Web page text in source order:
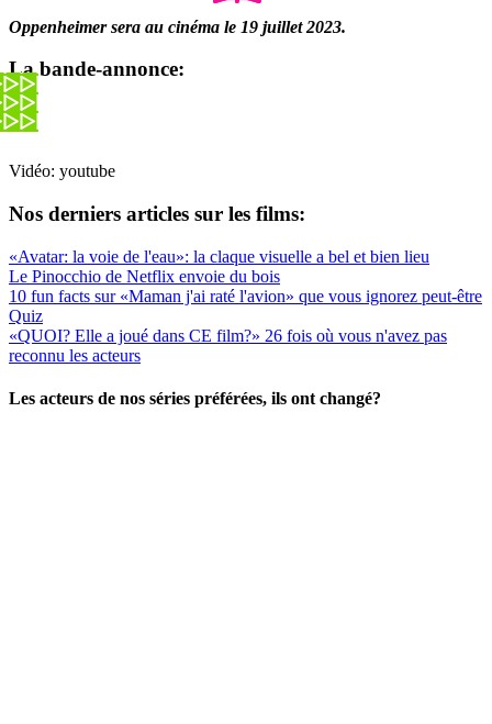
Oppenheimer sera au cinéma le 19 juillet 2023.
La bande-annonce:
Vidéo: youtube
Nos derniers articles sur les films:
«Avatar: la voie de l'eau»: la claque visuelle a bel et bien lieu
Le Pinocchio de Netflix envoie du bois
10 fun facts sur «Maman j'ai raté l'avion» que vous ignorez peut-être
Quiz
«QUOI? Elle a joué dans CE film?» 26 fois où vous n'avez pas
reconnu les acteurs
Les acteurs de nos séries préférées, ils ont changé?